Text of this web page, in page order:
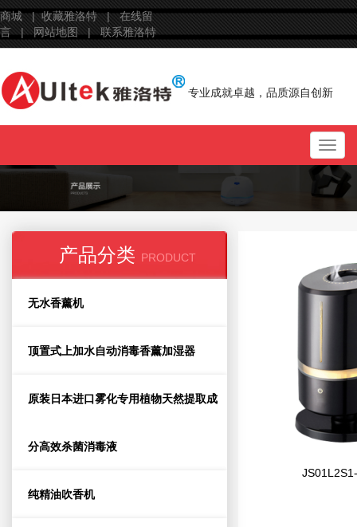
商城 |收藏雅洛特 |在线留
言 | 网站地图 |联系雅洛特
专业成就卓越，品质源自创新
产品分类 PRODUCT
无水香薰机
顶置式上加水自动消毒香薰加湿器
原装日本进口雾化专用植物天然提取成
分高效杀菌消毒液
纯精油吹香机